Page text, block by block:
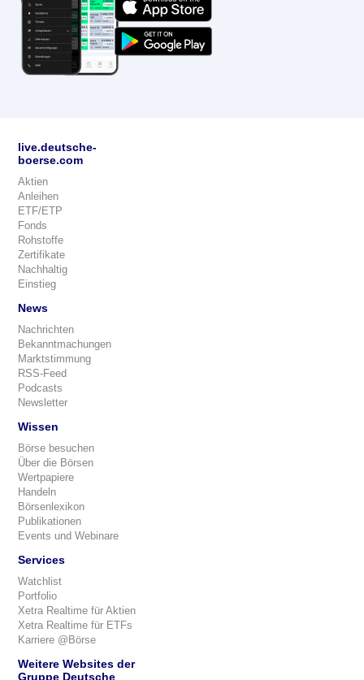
live.deutsche-
boerse.com
Aktien
Anleihen
ETF/ETP
Fonds
Rohstoffe
Zertifikate
Nachhaltig
Einstieg
News
Nachrichten
Bekanntmachungen
Marktstimmung
RSS-Feed
Podcasts
Newsletter
Wissen
Börse besuchen
Über die Börsen
Wertpapiere
Handeln
Börsenlexikon
Publikationen
Events und Webinare
Services
Watchlist
Portfolio
Xetra Realtime für Aktien
Xetra Realtime für ETFs
Karriere @Börse
Weitere Websites der
Gruppe Deutsche